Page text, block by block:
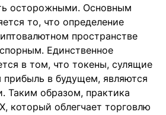
осторожными. Основным
то, что определение
пространстве
Единственное
в том, что токены, сулящие
в будущем, являются
Таким образом, практика
который облегчает торговлю